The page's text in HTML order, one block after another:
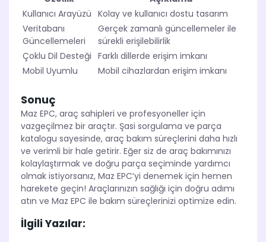
Kullanıcı Arayüzü Kolay ve kullanıcı dostu tasarım
Veritabanı
Güncellemeleri
Gerçek zamanlı güncellemeler ile
sürekli erişilebilirlik
Çoklu Dil Desteği Farklı dillerde erişim imkanı
Mobil Uyumlu
Mobil cihazlardan erişim imkanı
Sonuç
Maz EPC, araç sahipleri ve profesyoneller için
vazgeçilmez bir araçtır. Şasi sorgulama ve parça
katalogu sayesinde, araç bakım süreçlerini daha hızlı
ve verimli bir hale getirir. Eğer siz de araç bakımınızı
kolaylaştırmak ve doğru parça seçiminde yardımcı
olmak istiyorsanız, Maz EPC’yi denemek için hemen
harekete geçin! Araçlarınızın sağlığı için doğru adımı
atın ve Maz EPC ile bakım süreçlerinizi optimize edin.
İlgili Yazılar: